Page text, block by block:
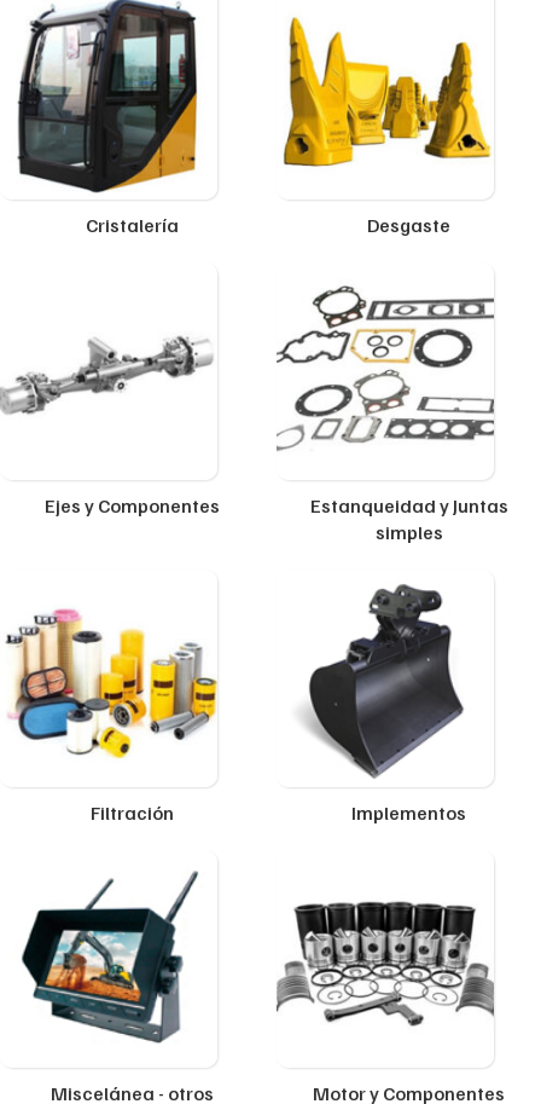
Cristalería Desgaste
Ejes y Componentes
Estanqueidad y Juntas
simples
Filtración Implementos
Miscelánea - otros Motor y Componentes